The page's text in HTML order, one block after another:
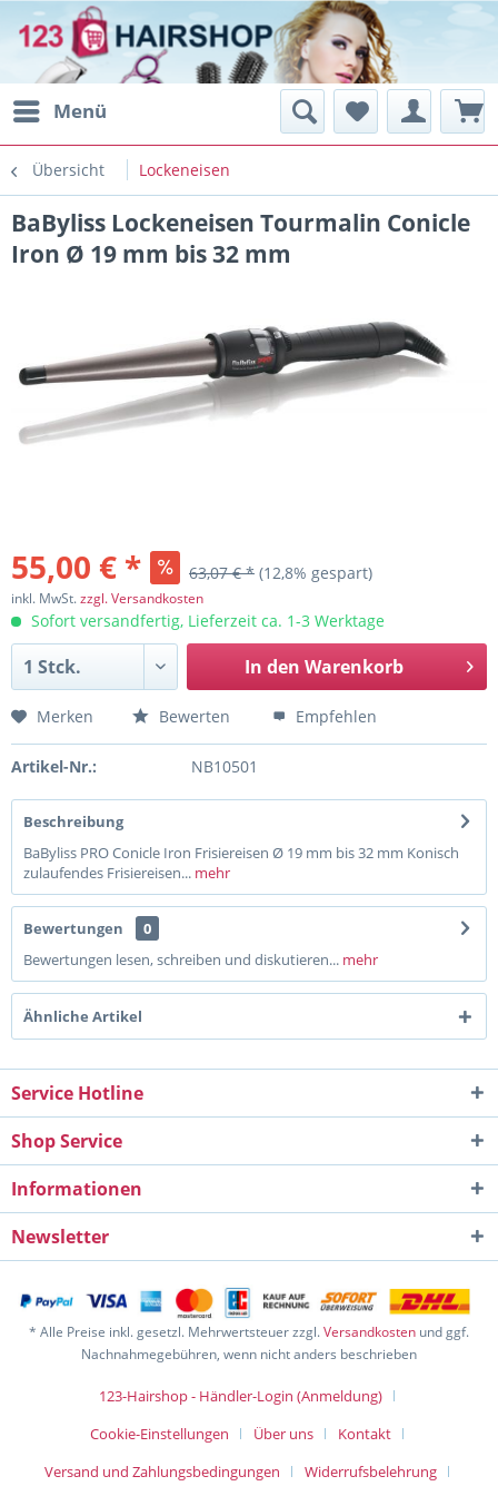
Menü
Übersicht Lockeneisen
BaByliss Lockeneisen Tourmalin Conicle
Iron Ø 19 mm bis 32 mm
55,00 € * 63,07 € * (12,8% gespart)
inkl. MwSt.zzgl. Versandkosten
Sofort versandfertig, Lieferzeit ca. 1-3 Werktage
In den Warenkorb
Merken Bewerten Empfehlen
Artikel-Nr.: NB10501
Beschreibung
BaByliss PRO Conicle Iron Frisiereisen Ø 19 mm bis 32 mm Konisch
zulaufendes Frisiereisen... mehr
Bewertungen
0
Bewertungen lesen, schreiben und diskutieren... mehr
Ähnliche Artikel
Service Hotline
Shop Service
Informationen
Newsletter
* Alle Preise inkl. gesetzl. Mehrwertsteuer zzgl.Versandkosten und ggf.
Nachnahmegebühren, wenn nicht anders beschrieben
123-Hairshop - Händler-Login (Anmeldung)
Cookie-Einstellungen
Über uns
Kontakt
Versand und Zahlungsbedingungen
Widerrufsbelehrung